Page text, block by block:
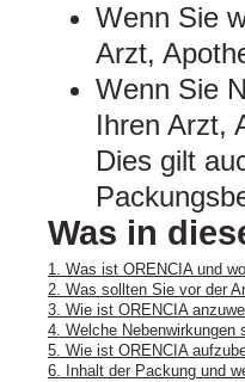
Wenn Sie
Arzt,
Wenn Sie
Ihren Arzt,
Dies gilt
Was in
1. Was ist ORENCIA und
2. Was sollten Sie vor der
3. Wie ist ORENCIA
4. Welche Nebenwirkungen
5. Wie ist ORENCIA
6. Inhalt der Packung und